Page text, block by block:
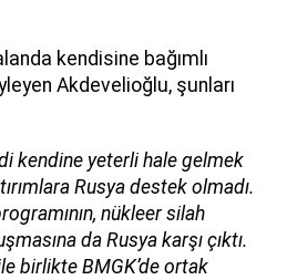
kendisine bağımlı
Akdevelioğlu, şunları
kendine yeterli hale gelmek
Rusya destek olmadı.
nükleer silah
da Rusya karşı çıktı.
birlikte BMGK’de ortak